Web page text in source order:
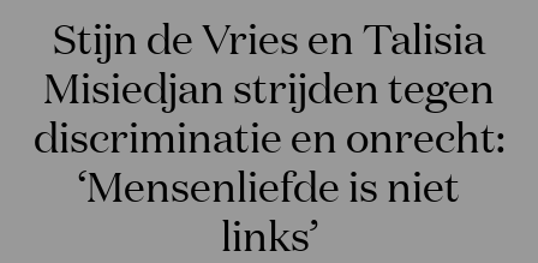
Stijn de Vries en Talisia
Misiedjan strijden tegen
discriminatie en onrecht:
‘Mensenliefde is niet
links’